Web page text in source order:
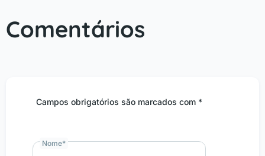
Comentários
Campos obrigatórios são marcados com *
Nome*